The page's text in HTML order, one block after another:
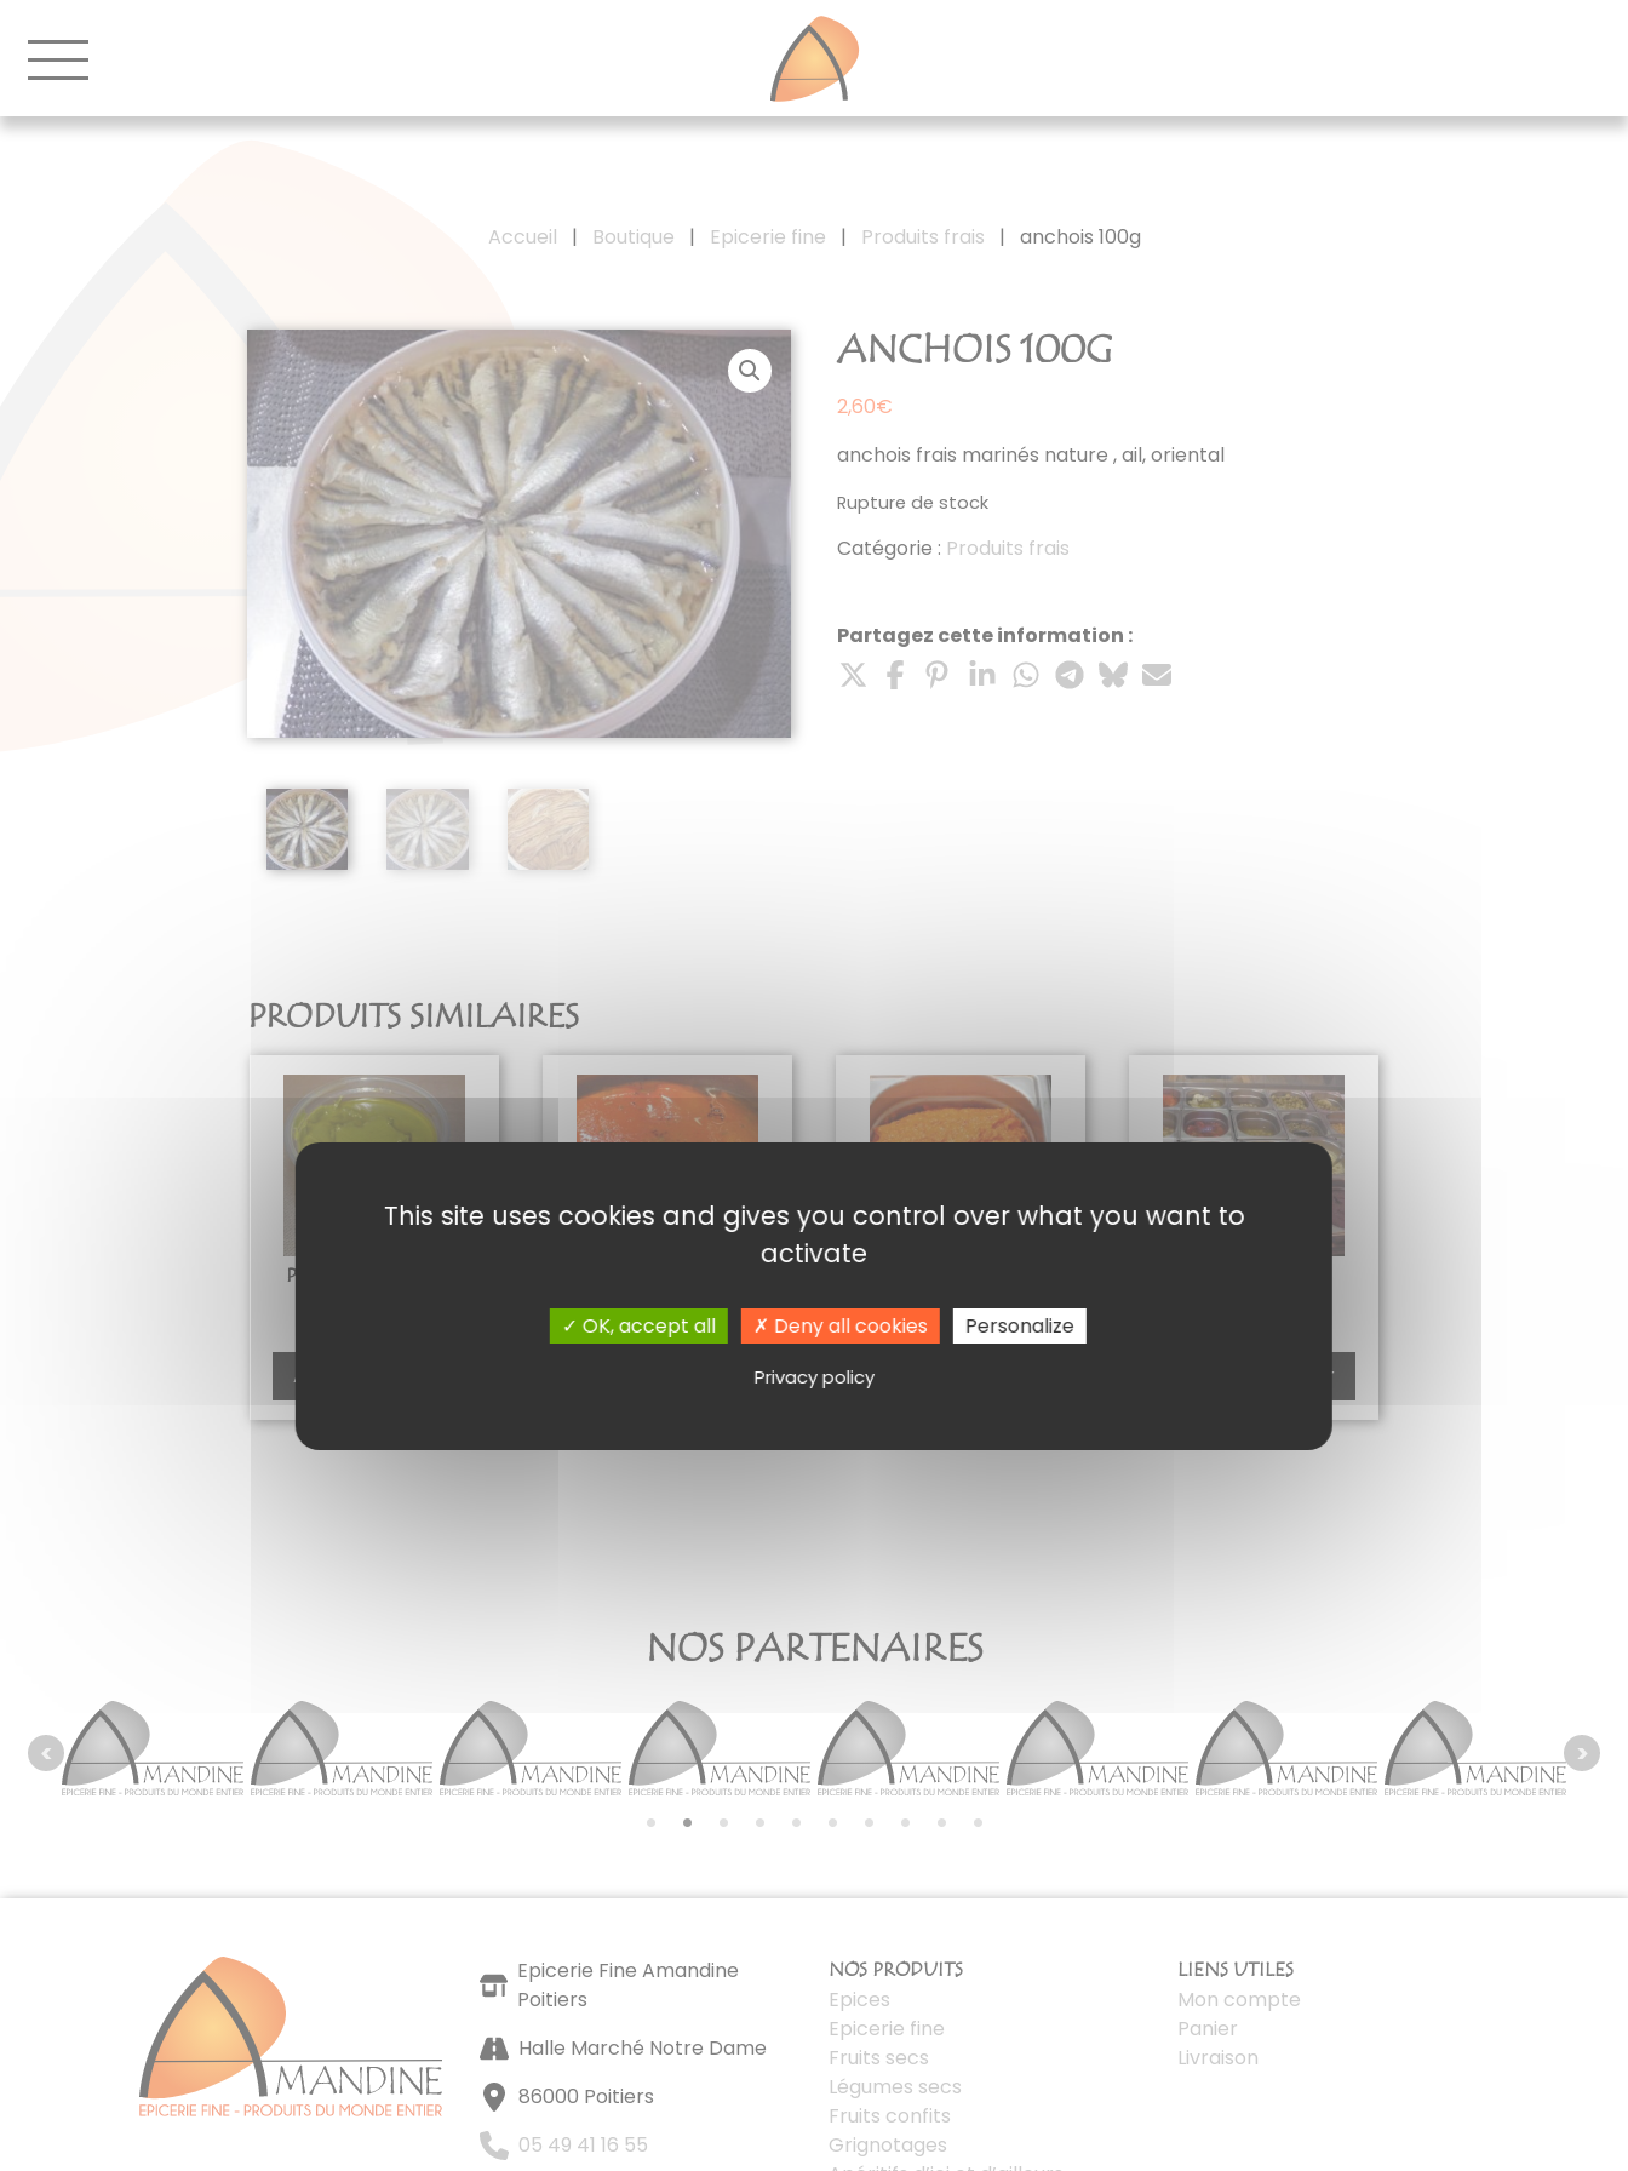
Accueil | Boutique | Epicerie fine | Produits frais | anchois 100g
ANCHOIS 100G
2,60€
anchois frais marinés nature , ail, oriental
Rupture de stock
Catégorie : Produits frais
Partagez cette information :
PRODUITS SIMILAIRES
PÂTE DE PISTACHES
Ajouter au panier
2,60€ 3,30€
Ajouter au panier
NOS PARTENAIRES
Epicerie Fine Amandine
Poitiers
Halle Marché Notre Dame
86000 Poitiers
05 49 41 16 55
NOS PRODUITS
Epices
Epicerie fine
Fruits secs
Légumes secs
Fruits confits
Grignotages
LIENS UTILES
Mon compte
Panier
Livraison
This site uses cookies and gives you control over what you want to
activate
OK, accept all Deny all cookies Personalize
Privacy policy